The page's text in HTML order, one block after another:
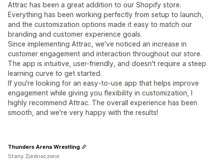
Attrac has been a great addition to our Shopify store.
Everything has been working perfectly from setup to launch,
and the customization options made it easy to match our
branding and customer experience goals.
Since implementing Attrac, we've noticed an increase in
customer engagement and interaction throughout our store.
The app is intuitive, user-friendly, and doesn't require a steep
learning curve to get started.
If you're looking for an easy-to-use app that helps improve
engagement while giving you flexibility in customization, I
highly recommend Attrac. The overall experience has been
smooth, and we're very happy with the results!
Thunders Arena Wrestling
Stany Zjednoczone